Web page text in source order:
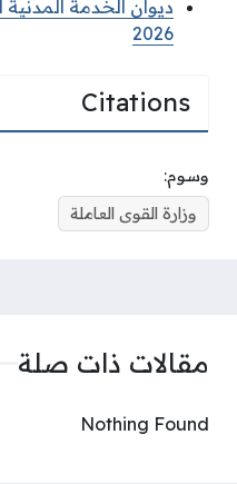
ديوان الخدمة
2026
Citations
وسوم:
وزارة القوى العاملة
مقالات ذات صلة
Nothing Found